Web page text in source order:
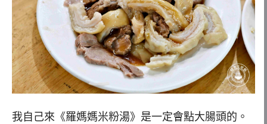
我自己來《羅媽媽米粉湯》是一定會點大腸頭的。